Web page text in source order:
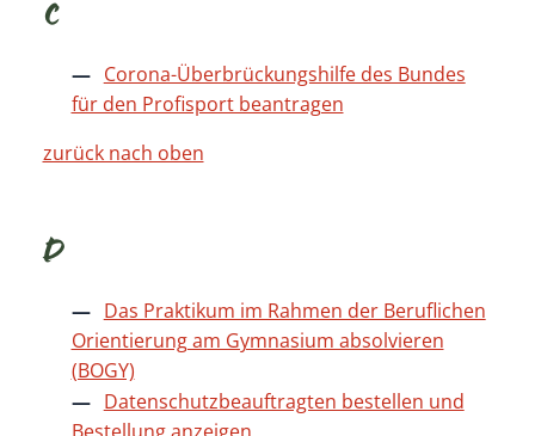
C
Corona-Überbrückungshilfe des Bundes
für den Profisport beantragen
zurück nach oben
D
Das Praktikum im Rahmen der Beruflichen
Orientierung am Gymnasium absolvieren
(BOGY)
Datenschutzbeauftragten bestellen und